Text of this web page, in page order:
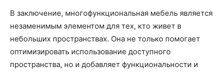
В заключение, многофункциональная мебель является
незаменимым элементом для тех, кто живет в
небольших пространствах. Она не только помогает
оптимизировать использование доступного
пространства, но и добавляет функциональности и